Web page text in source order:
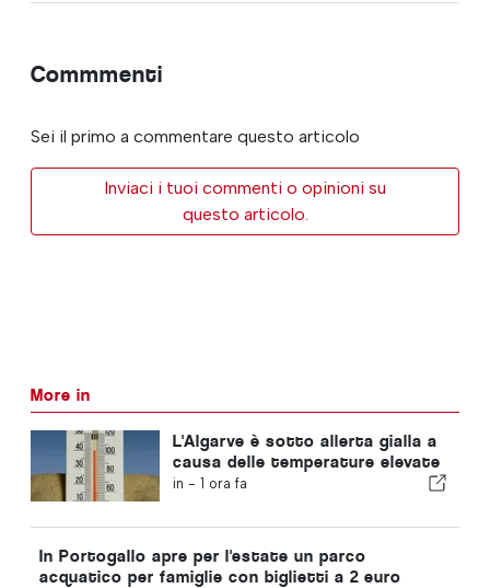
Commmenti
Sei il primo a commentare questo articolo
Inviaci i tuoi commenti o opinioni su
questo articolo.
More in
L'Algarve è sotto allerta gialla a
causa delle temperature elevate
in - 1 ora fa
In Portogallo apre per l'estate un parco
acquatico per famiglie con biglietti a 2 euro